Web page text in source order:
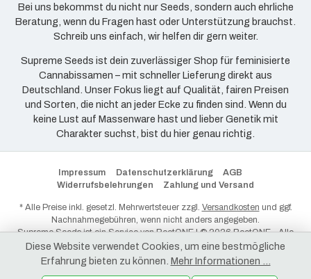
Bei uns bekommst du nicht nur Seeds, sondern auch ehrliche
Beratung, wenn du Fragen hast oder Unterstützung brauchst.
Schreib uns einfach, wir helfen dir gern weiter.
Supreme Seeds ist dein zuverlässiger Shop für feminisierte
Cannabissamen – mit schneller Lieferung direkt aus
Deutschland. Unser Fokus liegt auf Qualität, fairen Preisen
und Sorten, die nicht an jeder Ecke zu finden sind. Wenn du
keine Lust auf Massenware hast und lieber Genetik mit
Charakter suchst, bist du hier genau richtig.
Impressum Datenschutzerklärung
AGB
Widerrufsbelehrungen
Zahlung und Versand
* Alle Preise inkl. gesetzl. Mehrwertsteuer zzgl. Versandkosten und ggf.
Nachnahmegebühren, wenn nicht anders angegeben.
Supreme Seeds ist ein Service vonRootONE| © 2026 RootONE - Alle
Rechte vorbehalten.
Diese Website verwendet Cookies, um eine bestmögliche
Erfahrung bieten zu können. Mehr Informationen ...